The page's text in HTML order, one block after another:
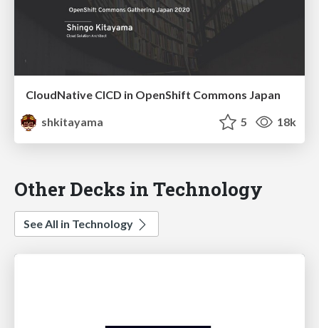
CloudNative CICD in OpenShift Commons Japan
shkitayama
5 18k
Other Decks in Technology
See All in Technology